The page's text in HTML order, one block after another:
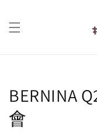
BERNINA
會